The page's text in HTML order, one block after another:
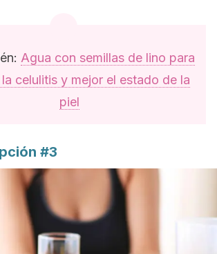
Agua con semillas de lino para
celulitis y mejor el estado de la
piel
#3